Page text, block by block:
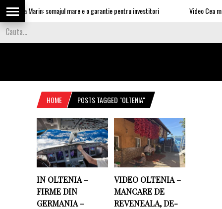
Marin: somajul mare e o garantie pentru investitori Video Cea mai
HOME POSTS TAGGED "OLTENIA"
IN OLTENIA –
FIRME DIN
GERMANIA –
VIDEO OLTENIA –
MANCARE DE
REVENEALA, DE-